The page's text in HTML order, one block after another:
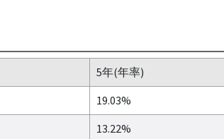
5年(年率)
19.03%
13.22%